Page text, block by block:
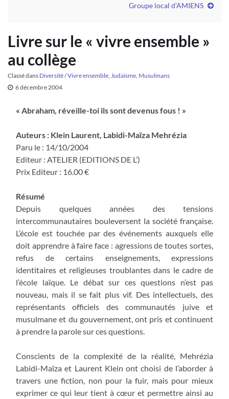
Groupe local d’AMIENS
Livre sur le « vivre ensemble »
au collège
Classé dans Diversité / Vivre ensemble Judaïsme Musulmans
6 décembre 2004
« Abraham, réveille-toi ils sont devenus fous ! »
Auteurs : Klein Laurent, Labidi-Maïza Mehrézia
Paru le : 14/10/2004
Editeur : ATELIER (EDITIONS DE L’)
Prix Editeur : 16.00 €
Résumé
Depuis quelques années des tensions
intercommunautaires bouleversent la société française.
L’école est touchée par des événements auxquels elle
doit apprendre à faire face : agressions de toutes sortes,
refus de certains enseignements, expressions
identitaires et religieuses troublantes dans le cadre de
l’école laïque. Le débat sur ces questions n’est pas
nouveau, mais il se fait plus vif. Des intellectuels, des
représentants officiels des communautés juive et
musulmane et du gouvernement, ont pris et continuent
à prendre la parole sur ces questions.
Conscients de la complexité de la réalité, Mehrézia
Labidi-Maïza et Laurent Klein ont choisi de l’aborder à
travers une fiction, non pour la fuir, mais pour mieux
exprimer ce qui leur tient à cœur et permettre ainsi au